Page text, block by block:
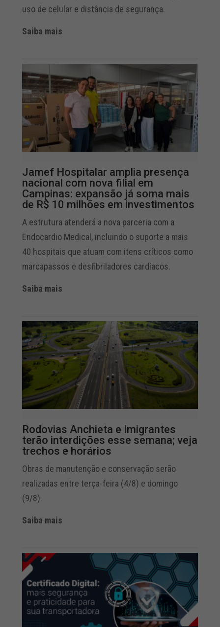
uso de celular e distância de segurança.
Saiba mais
Jamef Hospitalar amplia presença
nacional com nova filial em
Campinas: expansão já soma mais
de R$ 10 milhões em investimentos
A estrutura atenderá a nova parceria com a
Endocardio Medical, incluindo o suporte a mais
40 hospitais que atuam com itens críticos como
marcapassos e desfibriladores cardíacos.
Saiba mais
Rodovias Anchieta e Imigrantes
terão interdições esse semana; veja
trechos e horários
Obras de manutenção e conservação serão
realizadas entre terça-feira (4/8) e domingo
(9/8).
Saiba mais